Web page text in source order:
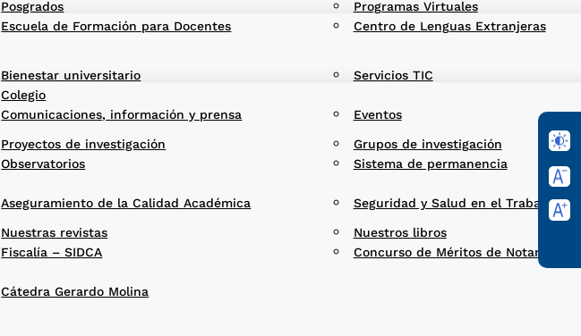
Escuela de Formación para Docentes Centro de Lenguas Extranjeras
Comunicaciones, información y prensa Eventos
Aseguramiento de la Calidad Académica Seguridad y Salud en el Trabajo
Cátedra Gerardo Molina
Posgrados Programas Virtuales
Colegio
Bienestar universitario Servicios TIC
Observatorios Sistema de permanencia
Fiscalía – SIDCA Concurso de Méritos de Notarios
Proyectos de investigación Grupos de investigación
Nuestras revistas Nuestros libros